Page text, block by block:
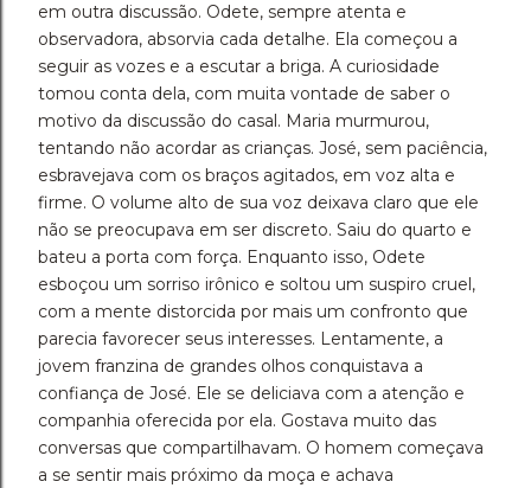
em outra discussão. Odete, sempre atenta e
observadora, absorvia cada detalhe. Ela começou a
seguir as vozes e a escutar a briga. A curiosidade
tomou conta dela, com muita vontade de saber o
motivo da discussão do casal. Maria murmurou,
tentando não acordar as crianças. José, sem paciência,
esbravejava com os braços agitados, em voz alta e
firme. O volume alto de sua voz deixava claro que ele
não se preocupava em ser discreto. Saiu do quarto e
bateu a porta com força. Enquanto isso, Odete
esboçou um sorriso irônico e soltou um suspiro cruel,
com a mente distorcida por mais um confronto que
parecia favorecer seus interesses. Lentamente, a
jovem franzina de grandes olhos conquistava a
confiança de José. Ele se deliciava com a atenção e
companhia oferecida por ela. Gostava muito das
conversas que compartilhavam. O homem começava
a se sentir mais próximo da moça e achava